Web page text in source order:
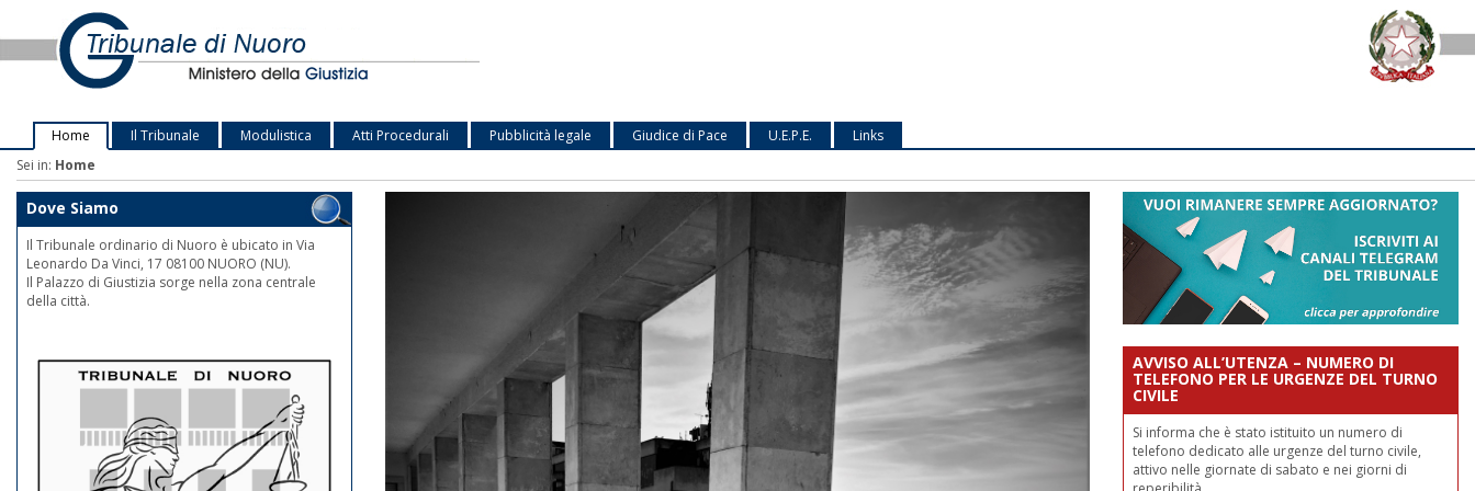
Home Il Tribunale Modulistica Atti Procedurali Pubblicità legale Giudice di Pace U.E.P.E.
Links
Sei in: Home
Dove Siamo
Il Tribunale ordinario di Nuoro è ubicato in Via
Leonardo Da Vinci, 17 08100 NUORO (NU).
Il Palazzo di Giustizia sorge nella zona centrale
della città.
AVVISO ALL’UTENZA – NUMERO DI
TELEFONO PER LE URGENZE DEL TURNO
CIVILE
Si informa che è stato istituito un numero di
telefono dedicato alle urgenze del turno civile,
attivo nelle giornate di sabato e nei giorni di